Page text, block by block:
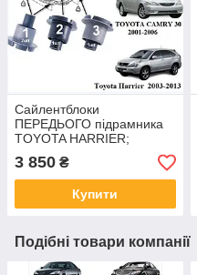
Сайлентблоки
ПЕРЕДЬОГО підрамника
TOYOTA HARRIER;
TOYOTA HIGHLANDER;
TOYOTA CAMRY комплект
8шт
3 850 ₴
Купити
Подібні товари компанії